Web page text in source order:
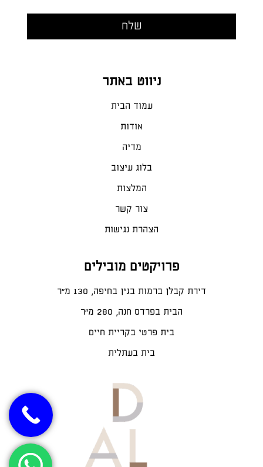
ניווט באתר
עמוד הבית
אודות
מדיה
בלוג עיצוב
המלצות
צור קשר
הצהרת נגישות
פרויקטים מובילים
דירת קבלן ברמות בגין בחיפה, 130 מ"ר
הבית בפרדס חנה, 280 מ״ר
בית פרטי בקריית חיים
בית בעתלית